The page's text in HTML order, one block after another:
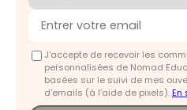
J'accepte de recevoir les
personnalisées de Nomad
basées sur le suivi de mes
d'emails (à l’aide de pixels).En